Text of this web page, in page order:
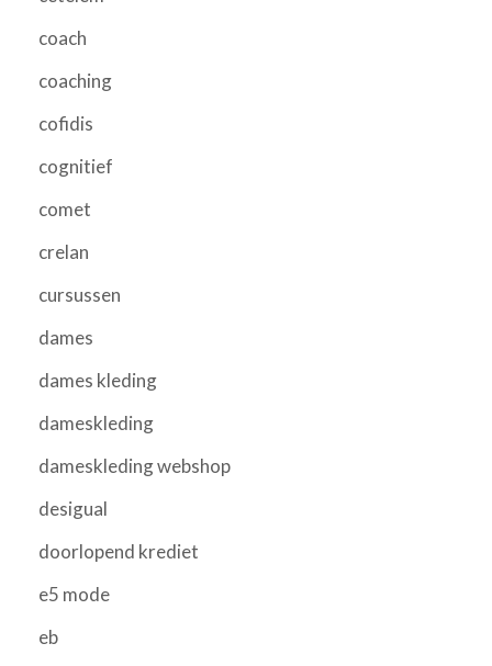
coach
coaching
cofidis
cognitief
comet
crelan
cursussen
dames
dames kleding
dameskleding
dameskleding webshop
desigual
doorlopend krediet
e5 mode
eb